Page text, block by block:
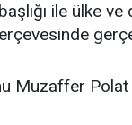
ile ülke
Muzaffer